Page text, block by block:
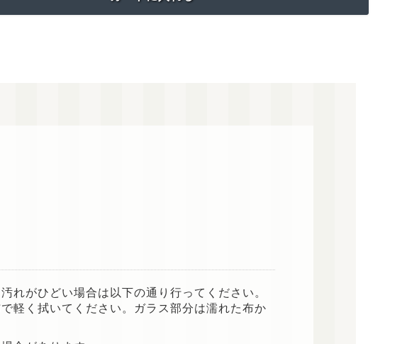
れがひどい場合は以下の通り行ってください。
軽く拭いてください。ガラス部分は濡れた布か